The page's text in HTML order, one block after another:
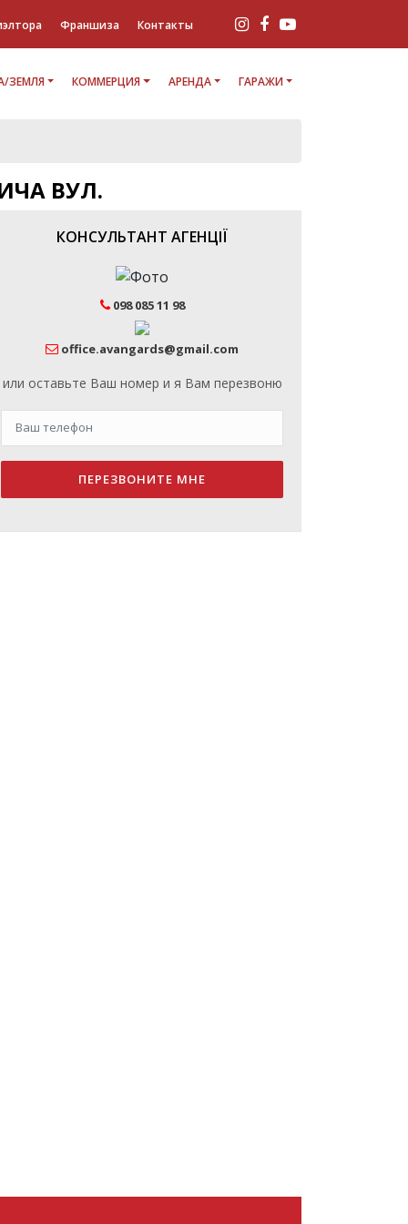
Франшиза Контакты
ЗЕМЛЯ КОММЕРЦИЯ АРЕНДА ГАРАЖИ
ВУЛ.
КОНСУЛЬТАНТ АГЕНЦІЇ
098 085 11 98
office.avangards@gmail.com
или оставьте Ваш номер и я Вам перезвоню
ПЕРЕЗВОНИТЕ МНЕ